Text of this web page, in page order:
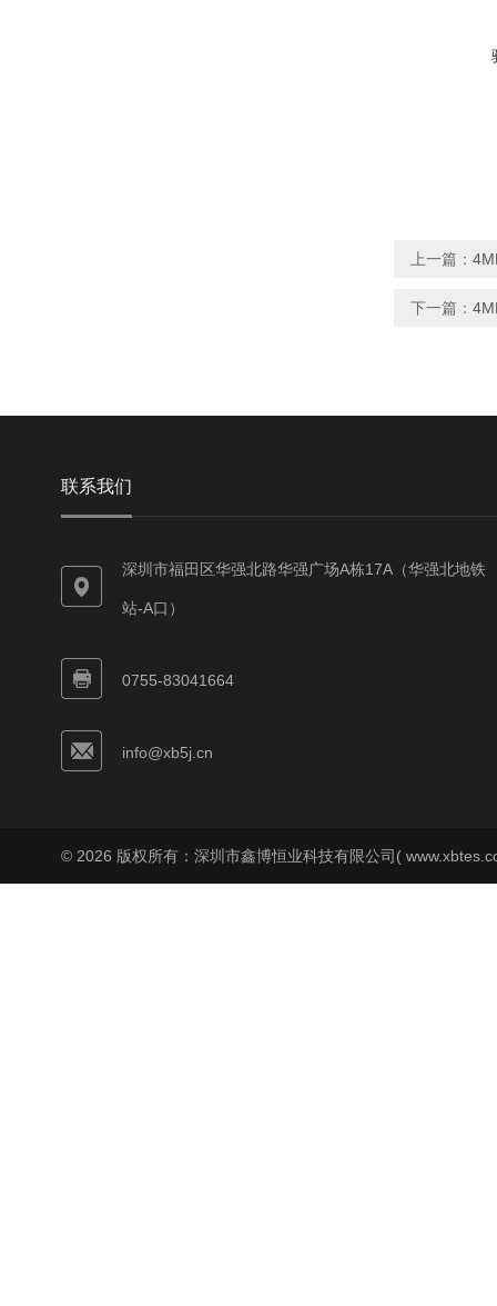
上一篇：
下一篇：
联系我们
深圳市福田区华强北路华强广场A栋17A（华强北地铁
站-A口）
0755-83041664
info@xb5j.cn
© 2026 版权所有：深圳市鑫博恒业科技有限公司(